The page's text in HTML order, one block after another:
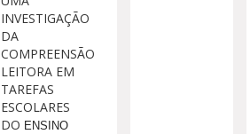
INVESTIGAÇÃO
DA
COMPREENSÃO
LEITORA EM
TAREFAS
ESCOLARES
DO ENSINO